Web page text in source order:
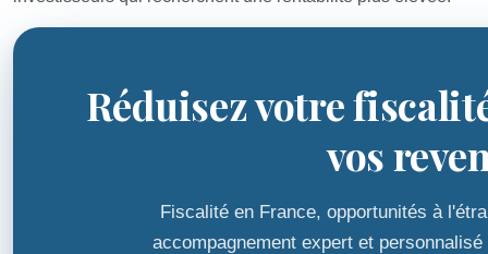
Réduisez votre
vos
Fiscalité en France, opportunités à
accompagnement expert et